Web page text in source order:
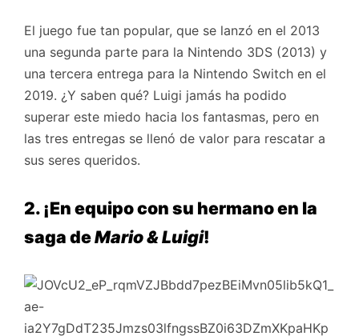
El juego fue tan popular, que se lanzó en el 2013
una segunda parte para la Nintendo 3DS (2013) y
una tercera entrega para la Nintendo Switch en el
2019. ¿Y saben qué? Luigi jamás ha podido
superar este miedo hacia los fantasmas, pero en
las tres entregas se llenó de valor para rescatar a
sus seres queridos.
2. ¡En equipo con su hermano en la
saga deMario & Luigi!